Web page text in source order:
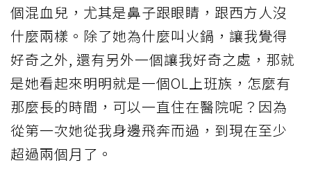
個混血兒，尤其是鼻子跟眼睛，跟西方人沒
什麼兩樣。除了她為什麼叫火鍋，讓我覺得
好奇之外, 還有另外一個讓我好奇之處，那就
是她看起來明明就是一個OL上班族，怎麼有
那麼長的時間，可以一直住在醫院呢？因為
從第一次她從我身邊飛奔而過，到現在至少
超過兩個月了。